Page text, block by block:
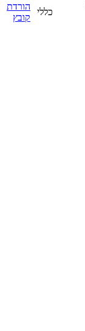
כללי
הורדת
קובץ